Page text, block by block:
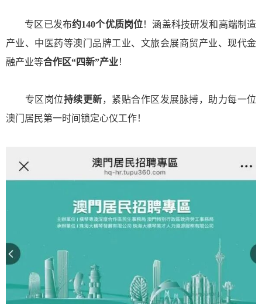
专区已发布约140个优质岗位！涵盖科技研发和高端制造
产业、中医药等澳门品牌工业、文旅会展商贸产业、现代金
融产业等合作区“四新”产业！
专区岗位持续更新，紧贴合作区发展脉搏，助力每一位
澳门居民第一时间锁定心仪工作！